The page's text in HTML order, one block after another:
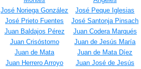
José Noriega González
José Peque Iglesias
José Prieto Fuentes
José Santonja Pinsach
Juan Baldajos Pérez
Juan Codera Marqués
Juan Crisóstomo
Juan de Jesús María
Juan de Mata
Juan de Mata Díez
Juan Herrero Arroyo
Juan José de Jesús